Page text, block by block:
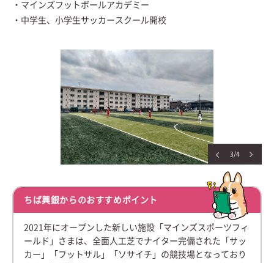
3/4
・マインズフットボールアカデミー
・中学生、小学生サッカースクール開校
ちば興銀からのおすすめポイント
2021年にオープンした新しい施設「マインズスポーツフィ
ールド」さまは、全面人工芝でナイター完備された「サッ
カー」「フットサル」「ソサイチ」の競技場となっており